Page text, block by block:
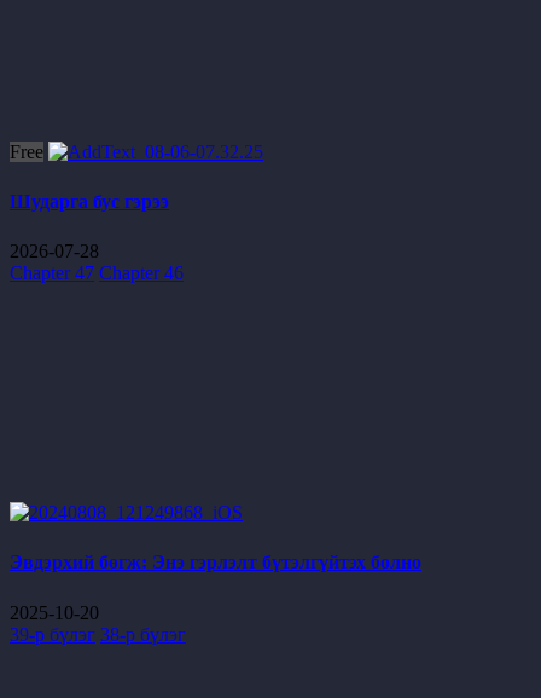
Free
Шударга бус гэрээ
2026-07-28
Chapter 47 Chapter 46
Эвдэрхий бөгж: Энэ гэрлэлт бүтэлгүйтэх болно
2025-10-20
39-р бүлэг 38-р бүлэг